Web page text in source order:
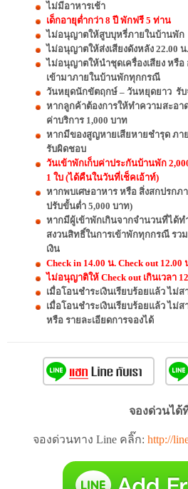
ไม่มีอาหารเช้า
เด็กอายุต่ำกว่า 8 ปี พักฟรี 5 ท่าน
ไม่อนุญาตให้สูบบุหรี่ภายในบ้านพัก
ไม่อนุญาตให้ส่งเสียงดังหลัง 22.00 น.
ไม่อนุญาตให้นำชุดเครื่องเสียง หรือ
เข้ามาภายในบ้านพักทุกกรณี
วันหยุดนักขัตฤกษ์ – วันหยุดยาว รั
หากลูกค้าต้องการให้ทำความสะอา
ค่าบริการ 1,000 บาท
หากมีของสูญหายเสียหายชำรุด ภา
รับผิดชอบ
วันเข้าพักเก็บค่าประกันบ้านพัก
1 ใบ (ได้คืนในวันที่เช็คเอ้าท์)
หากพบเศษอาหาร หรือ สิ่งสกปรกภ
ปรับขั้นต่ำ 5,000 บาท)
หากมีผู้เข้าพักเกินจากจำนวนที่ได้ท
สงวนสิทธิ์ในการเข้าพักทุกกรณี รว
เงิน
Check in 14.00 น. Check out 12.00
ไม่อนุญาติให้ Check out เกินเวลา
เมื่อโอนชำระเงินเรียบร้อยแล้ว ไม่
เมื่อโอนชำระเงินเรียบร้อยแล้ว ไม่
หรือ รายละเอียดการจองได้
จองด่วนได้
จองด่วนทาง Line คลิ๊ก: http://